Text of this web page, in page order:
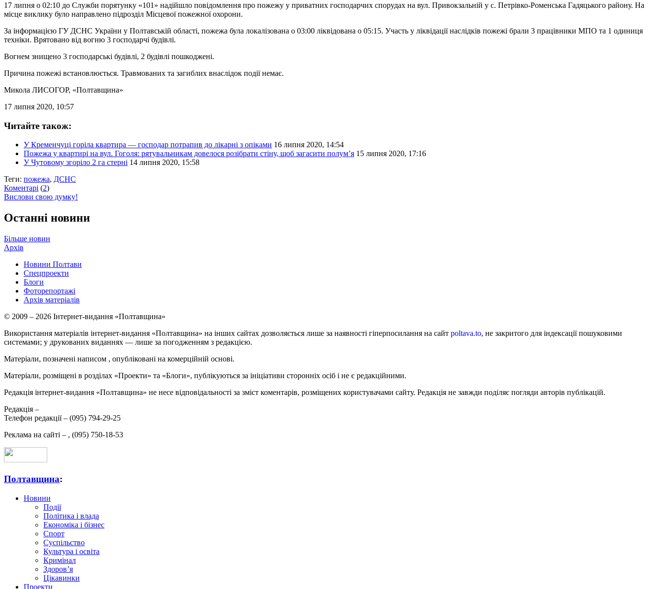
17 липня о 02:10 до Служби порятунку «101» надійшло повідомлення про пожежу у приватних господарчих спорудах на вул. Привокзальній у с. Петрівко-Роменська Гадяцького району. На
місце виклику було направлено підрозділ Місцевої пожежної охорони.
За інформацією ГУ ДСНС України у Полтавській області, пожежа була локалізована о 03:00 ліквідована о 05:15. Участь у ліквідації наслідків пожежі брали 3 працівники МПО та 1 одиниця
техніки. Врятовано від вогню 3 господарчі будівлі.
Вогнем знищено 3 господарські будівлі, 2 будівлі пошкоджені.
Причина пожежі встановлюється. Травмованих та загиблих внаслідок події немає.
Микола ЛИСОГОР, «Полтавщина»
17 липня 2020, 10:57
Читайте також:
У Кременчуці горіла квартира — господар потрапив до лікарні з опіками 16 липня 2020, 14:54
Пожежа у квартирі на вул. Гоголя: рятувальникам довелося розібрати стіну, щоб загасити полум’я 15 липня 2020, 17:16
У Чутовому згоріло 2 га стерні 14 липня 2020, 15:58
Теги: пожежа, ДСНС
Коментарі (2)
Вислови свою думку!
Останні новини
Більше новин
Архів
Новини Полтави
Спецпроекти
Блоги
Фоторепортажі
Архів матеріалів
© 2009 – 2026 Інтернет-видання «Полтавщина»
Використання матеріалів інтернет-видання «Полтавщина» на інших сайтах дозволяється лише за наявності гіперпосилання на сайт poltava.to, не закритого для індексації пошуковими
системами; у друкованих виданнях — лише за погодженням з редакцією.
Матеріали, позначені написом , опубліковані на комерційній основі.
Матеріали, розміщені в розділах «Проекти» та «Блоги», публікуються за ініціативи сторонніх осіб і не є редакційними.
Редакція інтернет-видання «Полтавщина» не несе відповідальності за зміст коментарів, розміщених користувачами сайту. Редакція не завжди поділяє погляди авторів публікацій.
Редакція –
Телефон редакції – (095) 794-29-25
Реклама на сайті – , (095) 750-18-53
Полтавщина:
Новини
Події
Політика і влада
Економіка і бізнес
Спорт
Суспільство
Культура і освіта
Кримінал
Здоров’я
Цікавинки
Проекти